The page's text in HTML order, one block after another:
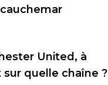
United, à
quelle chaîne ?